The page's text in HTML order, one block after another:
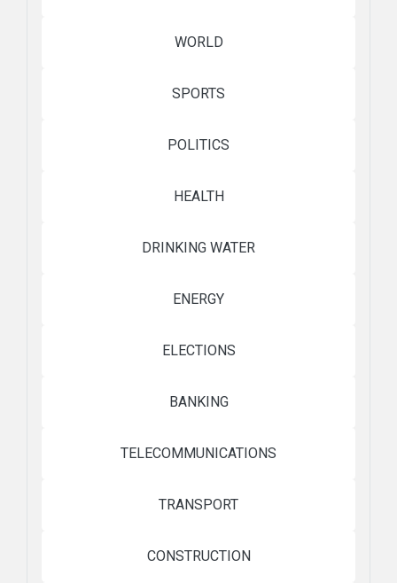
WORLD
SPORTS
POLITICS
HEALTH
DRINKING WATER
ENERGY
ELECTIONS
BANKING
TELECOMMUNICATIONS
TRANSPORT
CONSTRUCTION